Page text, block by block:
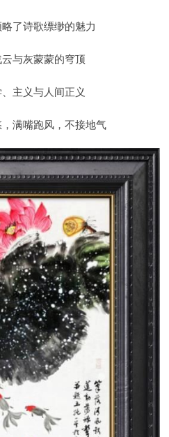
了诗歌缥缈的魅力
与灰蒙蒙的穹顶
主义与人间正义
满嘴跑风，不接地气